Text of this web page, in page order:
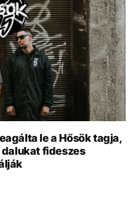
UTAZÁS
DESIGN
ARCOK
TÖRTÉNETEK
le a Hősök tagja,
fideszes